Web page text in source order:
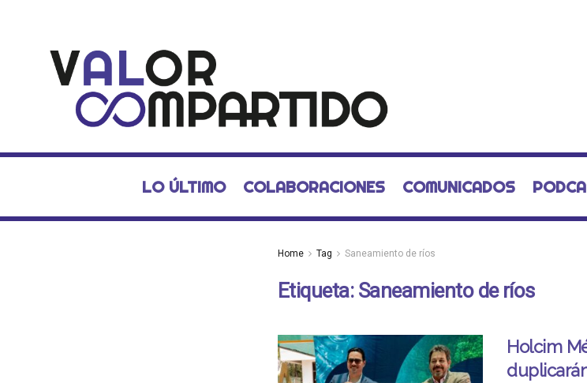
LO ÚLTIMO COLABORACIONES COMUNICADOS
Home Tag Saneamiento de ríos
Etiqueta: Saneamiento de ríos
Holcim